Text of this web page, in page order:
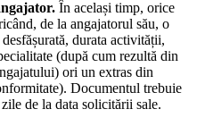
În același timp, orice
de la angajatorul său, o
durata activității,
(după cum rezultă din
ori un extras din
Documentul trebuie
de la data solicitării sale.